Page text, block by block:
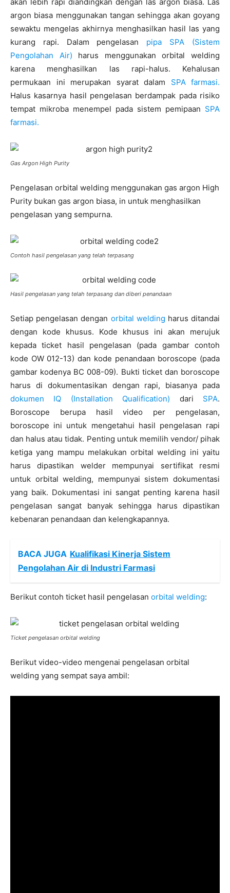
argon biasa menggunakan tangan sehingga akan goyang
sewaktu mengelas akhirnya menghasilkan hasil las yang
kurang rapi. Dalam pengelasan pipa SPA (Sistem
Pengolahan Air) harus menggunakan orbital welding
karena menghasilkan las rapi-halus. Kehalusan
permukaan ini merupakan syarat dalam SPA farmasi.
Halus kasarnya hasil pengelasan berdampak pada risiko
tempat mikroba menempel pada sistem pemipaan SPA
farmasi.
Gas Argon High Purity
Pengelasan orbital welding menggunakan gas argon High
Purity bukan gas argon biasa, in untuk menghasilkan
pengelasan yang sempurna.
Contoh hasil pengelasan yang telah terpasang
Hasil pengelasan yang telah terpasang dan diberi penandaan
Setiap pengelasan dengan orbital welding harus ditandai
dengan kode khusus. Kode khusus ini akan merujuk
kepada ticket hasil pengelasan (pada gambar contoh
kode OW 012-13) dan kode penandaan boroscope (pada
gambar kodenya BC 008-09). Bukti ticket dan boroscope
harus di dokumentasikan dengan rapi, biasanya pada
dokumen IQ (Installation Qualification) dari SPA.
Boroscope berupa hasil video per pengelasan,
boroscope ini untuk mengetahui hasil pengelasan rapi
dan halus atau tidak. Penting untuk memilih vendor/ pihak
ketiga yang mampu melakukan orbital welding ini yaitu
harus dipastikan welder mempunyai sertifikat resmi
untuk orbital welding, mempunyai sistem dokumentasi
yang baik. Dokumentasi ini sangat penting karena hasil
pengelasan sangat banyak sehingga harus dipastikan
kebenaran penandaan dan kelengkapannya.
BACA JUGA Kualifikasi Kinerja Sistem
Pengolahan Air di Industri Farmasi
Berikut contoh ticket hasil pengelasan orbital welding:
Ticket pengelasan orbital welding
Berikut video-video mengenai pengelasan orbital
welding yang sempat saya ambil: